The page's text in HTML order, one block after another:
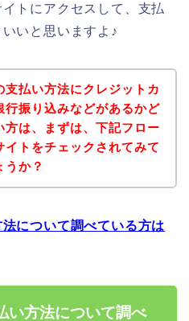
トにアクセスして、支払
いと思いますよ♪
支払い方法にクレジットカ
行振り込みなどがあるかど
方は、まずは、下記フロー
イトをチェックされてみて
うか？
について調べている方は
い方法について調べ